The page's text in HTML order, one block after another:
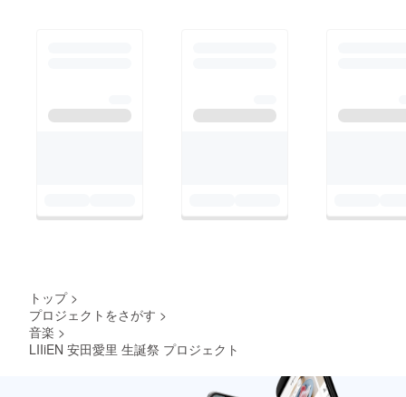
トップ >
プロジェクトをさがす >
音楽 >
LIIiEN 安田愛里 生誕祭 プロジェクト